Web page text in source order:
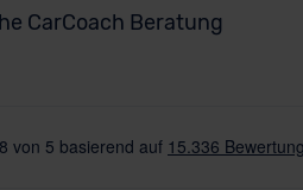
CarCoach Beratung